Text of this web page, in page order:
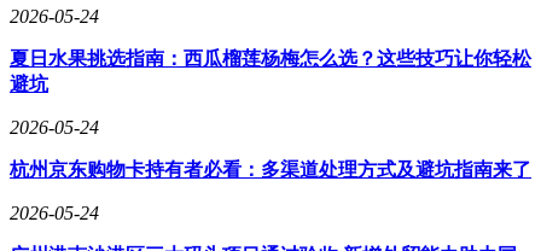
了参考，后续小米如何优化销售服务、守住公平底线，值得行
2026-05-24
夏日水果挑选指南：西瓜榴莲杨梅怎么选？这些技巧让你轻松
避坑
2026-05-24
杭州京东购物卡持有者必看：多渠道处理方式及避坑指南来了
2026-05-24